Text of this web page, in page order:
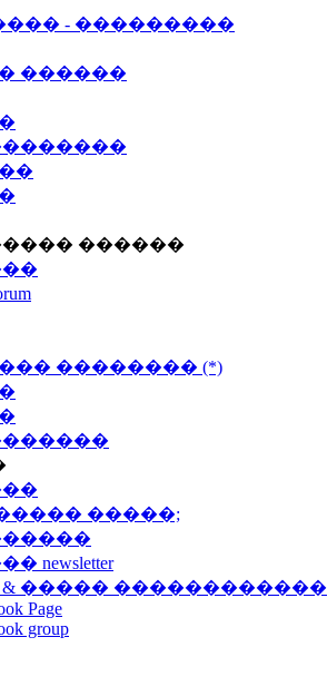
- ���������
������
������
�������� (*)
�����;
����� ������������
Page
group